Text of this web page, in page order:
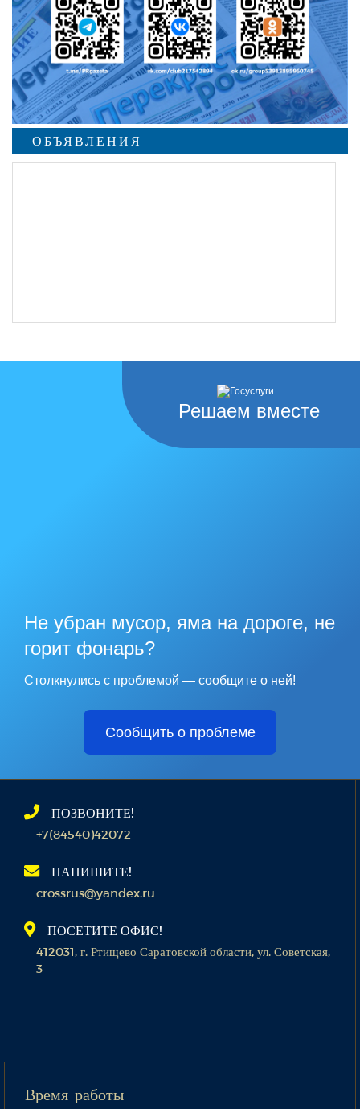
ОБЪЯВЛЕНИЯ
Решаем вместе
Не убран мусор, яма на дороге, не
горит фонарь?
Столкнулись с проблемой — сообщите о ней!
Сообщить о проблеме
ПОЗВОНИТЕ!
+7(84540)42072
НАПИШИТЕ!
crossrus@yandex.ru
ПОСЕТИТЕ ОФИС!
412031, г. Ртищево Саратовской области, ул. Советская,
3
Время работы